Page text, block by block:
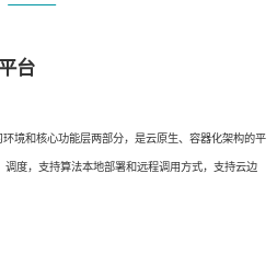
台
境和核心功能层两部分，是云原生、容器化架构的平
度，支持算法本地部署和远程调用方式，支持云边